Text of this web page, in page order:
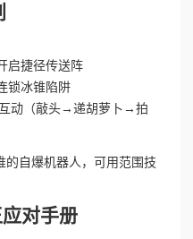
启捷径传送阵
锁冰锥陷阱
动（敲头→递胡萝卜→拍
的自爆机器人，可用范围技
对手册